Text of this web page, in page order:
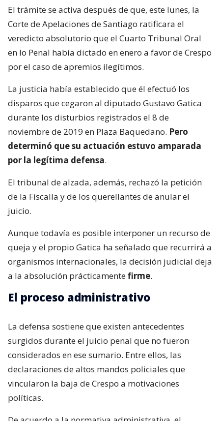
El trámite se activa después de que, este lunes, la
Corte de Apelaciones de Santiago ratificara el
veredicto absolutorio que el Cuarto Tribunal Oral
en lo Penal había dictado en enero a favor de Crespo
por el caso de apremios ilegítimos.
La justicia había establecido que él efectuó los
disparos que cegaron al diputado Gustavo Gatica
durante los disturbios registrados el 8 de
noviembre de 2019 en Plaza Baquedano. Pero
determinó que su actuación estuvo amparada
por la legítima defensa.
El tribunal de alzada, además, rechazó la petición
de la Fiscalía y de los querellantes de anular el
juicio.
Aunque todavía es posible interponer un recurso de
queja y el propio Gatica ha señalado que recurrirá a
organismos internacionales, la decisión judicial deja
a la absolución prácticamentefirme.
El proceso administrativo
La defensa sostiene que existen antecedentes
surgidos durante el juicio penal que no fueron
considerados en ese sumario. Entre ellos, las
declaraciones de altos mandos policiales que
vincularon la baja de Crespo a motivaciones
políticas.